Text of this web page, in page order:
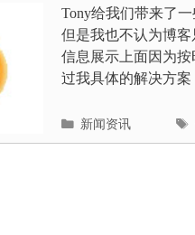
Tony给我们带来了
但是我也不认为博
信息展示上面因为
过我具体的解决方案
分
类
新闻资讯